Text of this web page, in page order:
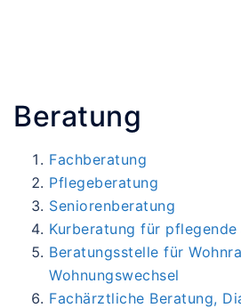
Beratung
Fachberatung
Pflegeberatung
Seniorenberatung
Kurberatung für
Beratungsstelle für
Wohnungswechsel
Fachärztliche Beratung,